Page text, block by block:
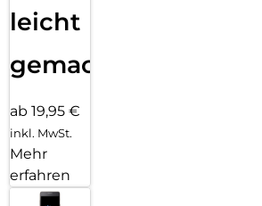
leicht
gemacht!
ab 19,95 €
inkl. MwSt.
Mehr
erfahren